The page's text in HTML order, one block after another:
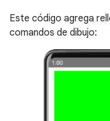
Este código agrega
comandos de dibujo: